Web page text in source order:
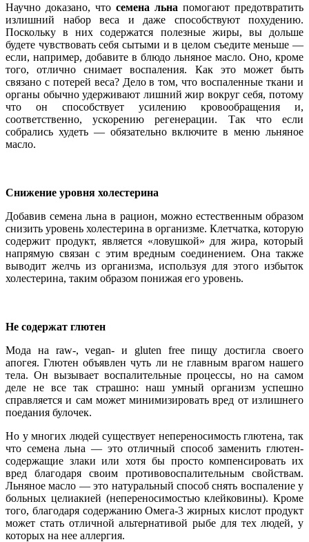
Научно доказано, что семена льна помогают предотвратить
излишний набор веса и даже способствуют похудению.
Поскольку в них содержатся полезные жиры, вы дольше
будете чувствовать себя сытыми и в целом съедите меньше —
если, например, добавите в блюдо льняное масло. Оно, кроме
того, отлично снимает воспаления. Как это может быть
связано с потерей веса? Дело в том, что воспаленные ткани и
органы обычно удерживают лишний жир вокруг себя, потому
что он способствует усилению кровообращения и,
соответственно, ускорению регенерации. Так что если
собрались худеть — обязательно включите в меню льняное
масло.
Снижение уровня холестерина
Добавив семена льна в рацион, можно естественным образом
снизить уровень холестерина в организме. Клетчатка, которую
содержит продукт, является «ловушкой» для жира, который
напрямую связан с этим вредным соединением. Она также
выводит желчь из организма, используя для этого избыток
холестерина, таким образом понижая его уровень.
Не содержат глютен
Мода на raw-, vegan- и gluten free пищу достигла своего
апогея. Глютен объявлен чуть ли не главным врагом нашего
тела. Он вызывает воспалительные процессы, но на самом
деле не все так страшно: наш умный организм успешно
справляется и сам может минимизировать вред от излишнего
поедания булочек.
Но у многих людей существует непереносимость глютена, так
что семена льна — это отличный способ заменить глютен-
содержащие злаки или хотя бы просто компенсировать их
вред благодаря своим противовоспалительным свойствам.
Льняное масло — это натуральный способ снять воспаление у
больных целиакией (непереносимостью клейковины). Кроме
того, благодаря содержанию Омега-3 жирных кислот продукт
может стать отличной альтернативой рыбе для тех людей, у
которых на нее аллергия.